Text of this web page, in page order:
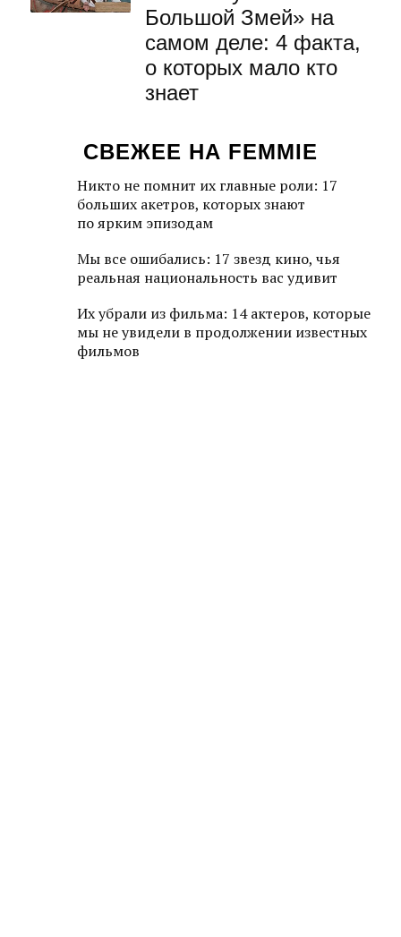
Большой Змей» на
самом деле: 4 факта,
о которых мало кто
знает
СВЕЖЕЕ НА FEMMIE
Никто не помнит их главные роли: 17
больших акетров, которых знают
по ярким эпизодам
Мы все ошибались: 17 звезд кино, чья
реальная национальность вас удивит
Их убрали из фильма: 14 актеров, которые
мы не увидели в продолжении известных
фильмов